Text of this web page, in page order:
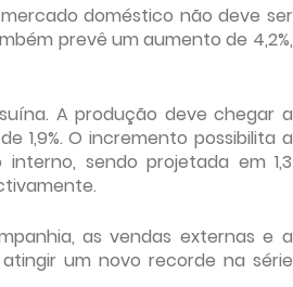
doméstico não deve ser
prevê um aumento de 4,2%,
A produção deve chegar a
1,9%. O incremento possibilita a
sendo projetada em 1,3
as vendas externas e a
um novo recorde na série